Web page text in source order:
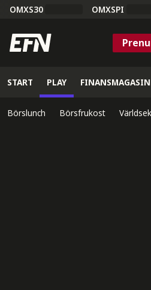
OMXS30 OMXSPI
START PLAY
Börslunch Börsfrukost